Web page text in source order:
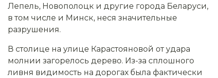
Лепель, Новополоцк и другие города Беларуси,
в том числе и Минск, неся значительные
разрушения.
В столице на улице Карастояновой от удара
молнии загорелось дерево. Из-за сплошного
ливня видимость на дорогах была фактически